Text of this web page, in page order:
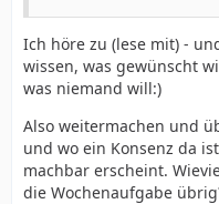
Ich höre zu (lese mit) -
wissen, was gewünscht
was niemand will:)
Also weitermachen und
und wo ein Konsenz da
machbar erscheint.
die Wochenaufgabe